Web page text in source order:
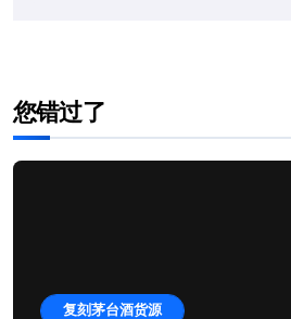
您错过了
复刻茅台酒货源